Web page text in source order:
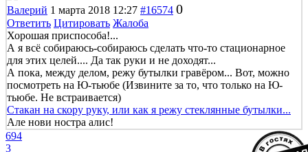
Валерий 1 марта 2018 12:27 #16574 0
Ответить Цитировать Жалоба
Хорошая приспособа!...
А я всё собираюсь-собираюсь сделать что-то стационарное
для этих целей.... Да так руки и не доходят...
А пока, между делом, режу бутылки гравёром... Вот, можно
посмотреть на Ю-тьюбе (Извините за то, что только на Ю-
тьюбе. Не встраивается)
Стакан на скору руку, или как я режу стеклянные бутылки...
Але нови ностра алис!
694
3